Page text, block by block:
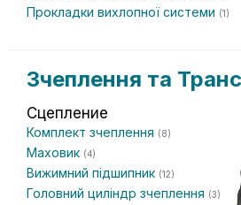
Прокладки вихлопної системи (1)
Зчеплення та
Сцепление
Комплект зчеплення (8)
Маховик (4)
Вижимний підшипник (12)
Головний циліндр зчеплення (3)